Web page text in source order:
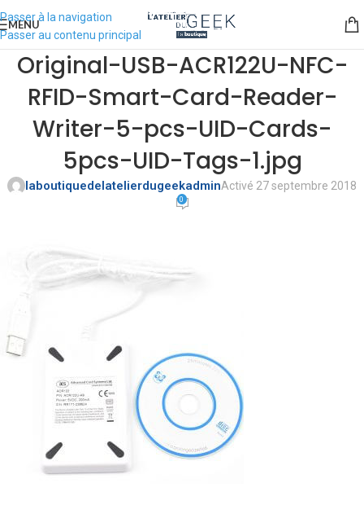
Passer à la navigation
Passer au contenu principal
MENU
Original-USB-ACR122U-NFC-
RFID-Smart-Card-Reader-
Writer-5-pcs-UID-Cards-
5pcs-UID-Tags-1.jpg
laboutiquedelatelierdugeekadminActivé 27 septembre 2018
0